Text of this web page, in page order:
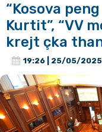
“Kosova
Kurtit”, “VV
krejt çka
19:26 | 25/05/2025